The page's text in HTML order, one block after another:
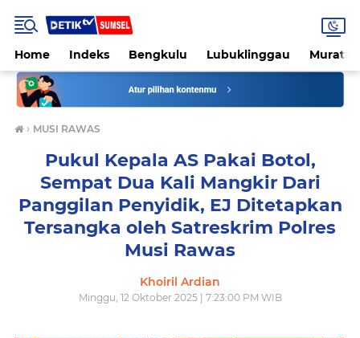
Home Indeks Bengkulu Lubuklinggau
› MUSI RAWAS
Pukul Kepala AS Pakai Botol,
Sempat Dua Kali Mangkir Dari
Panggilan Penyidik, EJ Ditetapkan
Tersangka oleh Satreskrim Polres
Musi Rawas
Khoiril Ardian
Minggu, 12 Oktober 2025 | 7:23:00 PM WIB